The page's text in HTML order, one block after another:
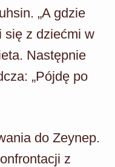
„A gdzie
się z dziećmi w
Następnie
„Pójdę po
do Zeynep.
z